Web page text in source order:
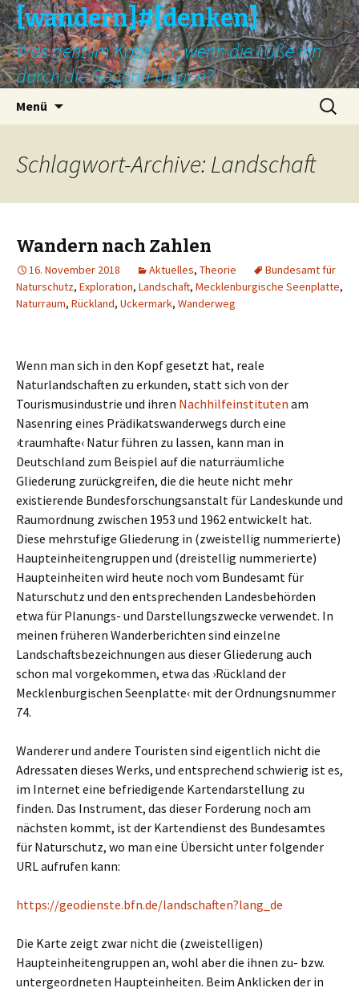
[wandern]#[denken]
Was geht im Kopf vor, wenn die Füße ihn
durch die Gegend tragen?
Menü
Suche
nach:
Schlagwort-Archive: Landschaft
Wandern nach Zahlen
16. November 2018 Aktuelles, Theorie
Bundesamt für
Naturschutz, Exploration, Landschaft, Mecklenburgische Seenplatte,
Naturraum, Rückland, Uckermark, Wanderweg
Wenn man sich in den Kopf gesetzt hat, reale
Naturlandschaften zu erkunden, statt sich von der
Tourismusindustrie und ihren Nachhilfeinstituten am
Nasenring eines Prädikatswanderwegs durch eine
›traumhafte‹ Natur führen zu lassen, kann man in
Deutschland zum Beispiel auf die naturräumliche
Gliederung zurückgreifen, die die heute nicht mehr
existierende Bundesforschungsanstalt für Landeskunde und
Raumordnung zwischen 1953 und 1962 entwickelt hat.
Diese mehrstufige Gliederung in (zweistellig nummerierte)
Haupteinheitengruppen und (dreistellig nummerierte)
Haupteinheiten wird heute noch vom Bundesamt für
Naturschutz und den entsprechenden Landesbehörden
etwa für Planungs- und Darstellungszwecke verwendet. In
meinen früheren Wanderberichten sind einzelne
Landschaftsbezeichnungen aus dieser Gliederung auch
schon mal vorgekommen, etwa das ›Rückland der
Mecklenburgischen Seenplatte‹ mit der Ordnungsnummer
74.
Wanderer und andere Touristen sind eigentlich nicht die
Adressaten dieses Werks, und entsprechend schwierig ist es,
im Internet eine befriedigende Kartendarstellung zu
finden. Das Instrument, das dieser Forderung noch am
nächsten kommt, ist der Kartendienst des Bundesamtes
für Naturschutz, wo man eine Übersicht unter folgender
URL aufrufen kann:
https://geodienste.bfn.de/landschaften?lang_de
Die Karte zeigt zwar nicht die (zweistelligen)
Haupteinheitengruppen an, wohl aber die ihnen zu- bzw.
untergeordneten Haupteinheiten. Beim Anklicken der in